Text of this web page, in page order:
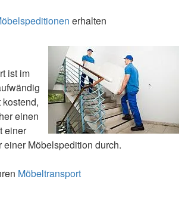
erhalten
ist im
einen
einer
einer Möbelspedition durch.
Möbeltransport